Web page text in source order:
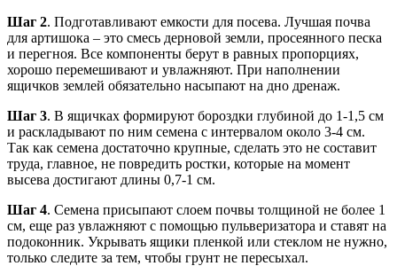
Шаг 2. Подготавливают емкости для посева. Лучшая почва
для артишока – это смесь дерновой земли, просеянного песка
и перегноя. Все компоненты берут в равных пропорциях,
хорошо перемешивают и увлажняют. При наполнении
ящичков землей обязательно насыпают на дно дренаж.
Шаг 3. В ящичках формируют бороздки глубиной до 1-1,5 см
и раскладывают по ним семена с интервалом около 3-4 см.
Так как семена достаточно крупные, сделать это не составит
труда, главное, не повредить ростки, которые на момент
высева достигают длины 0,7-1 см.
Шаг 4. Семена присыпают слоем почвы толщиной не более 1
см, еще раз увлажняют с помощью пульверизатора и ставят на
подоконник. Укрывать ящики пленкой или стеклом не нужно,
только следите за тем, чтобы грунт не пересыхал.